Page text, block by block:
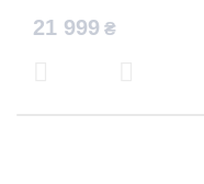
21 999₴